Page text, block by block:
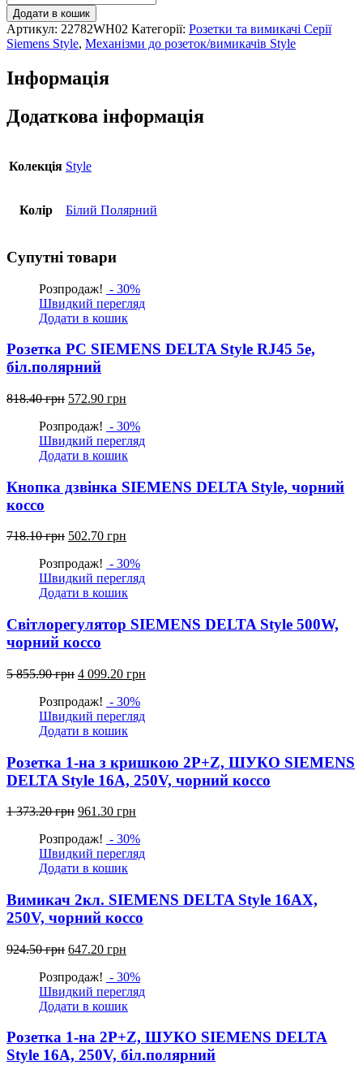
РС
2-
на
SIEMENS
DELTA
Style
Cat.5e,
біл.полярний
Додати в кошик
Артикул: 22782WH02 Категорії: Розетки та вимикачі Серії
Siemens Style, Механізми до розеток/вимикачів Style
Інформація
Додаткова інформація
Колекція Style
Колір Білий Полярний
Супутні товари
Розпродаж! - 30%
Швидкий перегляд
Додати в кошик
Розетка РС SIEMENS DELTA Style RJ45 5e,
біл.полярний
818.40грн Оригінальна
818.40
грн.
572.90 грн
572.90
грн.
Розпродаж! - 30%
Швидкий перегляд
Додати в кошик
Кнопка дзвінка SIEMENS DELTA Style, чорний
коссо
718.10грн Оригінальна
718.10
грн.
502.70 грн
502.70
грн.
Розпродаж! - 30%
Швидкий перегляд
Додати в кошик
Світлорегулятор SIEMENS DELTA Style 500W,
чорний коссо
5 855.90грн Оригінальна
5
855.90
грн.
4 099.20 грн
Розпродаж! - 30%
Швидкий перегляд
Додати в кошик
Розетка 1-на з кришкою 2P+Z, ШУКО SIEMENS
DELTA Style 16А, 250V, чорний коссо
1 373.20грн Оригінальна
1
373.20
грн.
961.30 грн
961.30
грн.
Розпродаж! - 30%
Швидкий перегляд
Додати в кошик
Вимикач 2кл. SIEMENS DELTA Style 16АХ,
250V, чорний коссо
924.50грн Оригінальна
924.50
грн.
647.20 грн
647.20
грн.
Розпродаж! - 30%
Швидкий перегляд
Додати в кошик
Розетка 1-на 2P+Z, ШУКО SIEMENS DELTA
Style 16А, 250V, біл.полярний